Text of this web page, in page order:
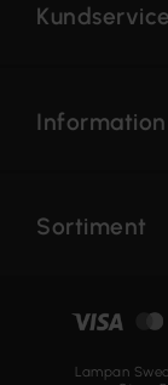
Kundservice
Information
Sortiment
Lampan